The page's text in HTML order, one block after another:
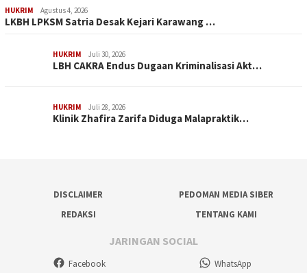
HUKRIM Agustus 4, 2026
LKBH LPKSM Satria Desak Kejari Karawang …
HUKRIM Juli 30, 2026
LBH CAKRA Endus Dugaan Kriminalisasi Akt…
HUKRIM Juli 28, 2026
Klinik Zhafira Zarifa Diduga Malapraktik…
DISCLAIMER
PEDOMAN MEDIA SIBER
REDAKSI
TENTANG KAMI
JARINGAN SOCIAL
Facebook WhatsApp